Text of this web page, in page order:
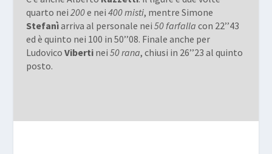
quarto nei 200e nei 400misti, mentre Simone
Stefanìarriva al personale nei 50 farfalla con 22’’43
ed è quinto nei 100 in 50’’08. Finale anche per
Ludovico Vibertinei 50 rana, chiusi in 26’’23 al quinto
posto.